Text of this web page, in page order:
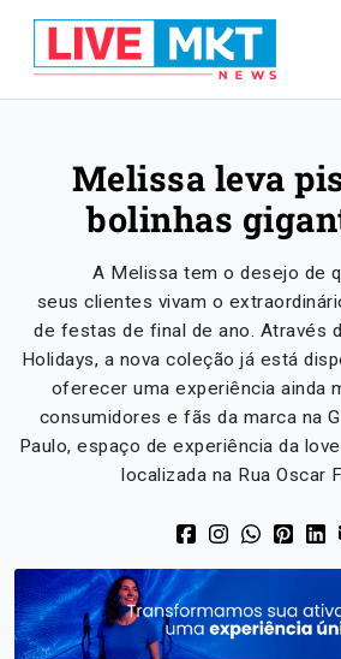
Melissa leva
bolinhas
A Melissa tem o desejo de
seus clientes vivam o
de festas de final de ano. Através
Holidays, a nova coleção já está
oferecer uma experiência ainda
consumidores e fãs da marca na
Paulo, espaço de experiência da
localizada na Rua Oscar